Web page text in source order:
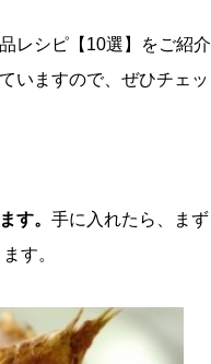
レシピ【10選】をご紹介
いますので、ぜひチェッ
す。 手に入れたら、まず
す。